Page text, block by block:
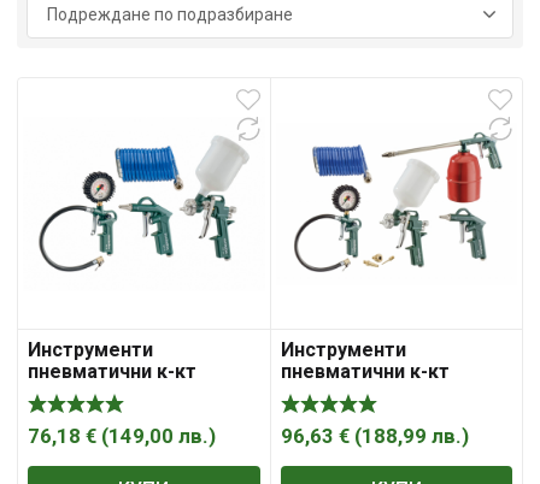
Инструменти
пневматични к-кт
METABO LPZ 4 SET
76,18 € (149,00 лв.)
Инструменти
пневматични к-кт
METABO LPZ 7 SET
96,63 € (188,99 лв.)